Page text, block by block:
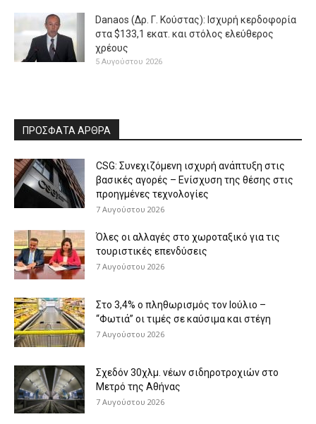
Danaos (Δρ. Γ. Κούστας): Ισχυρή κερδοφορία
στα $133,1 εκατ. και στόλος ελεύθερος
χρέους
5 Αυγούστου 2026
ΠΡΟΣΦΑΤΑ ΑΡΘΡΑ
CSG: Συνεχιζόμενη ισχυρή ανάπτυξη στις
βασικές αγορές – Ενίσχυση της θέσης στις
προηγμένες τεχνολογίες
7 Αυγούστου 2026
Όλες οι αλλαγές στο χωροταξικό για τις
τουριστικές επενδύσεις
7 Αυγούστου 2026
Στο 3,4% ο πληθωρισμός τον Ιούλιο –
“Φωτιά” οι τιμές σε καύσιμα και στέγη
7 Αυγούστου 2026
Σχεδόν 30χλμ. νέων σιδηροτροχιών στο
Μετρό της Αθήνας
7 Αυγούστου 2026